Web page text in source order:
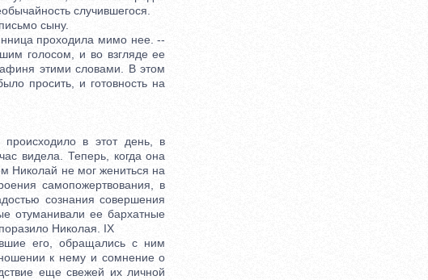
случившегося.
сыну.
проходила мимо нее. --
голосом, и во взгляде ее
этими словами. В этом
просить, и готовность на
в этот день, в
видела. Теперь, когда она
Николай не мог жениться на
самопожертвования, в
сознания совершения
отуманивали ее бархатные
Николая. IX
его, обращались с ним
к нему и сомнение о
еще свежей их личной